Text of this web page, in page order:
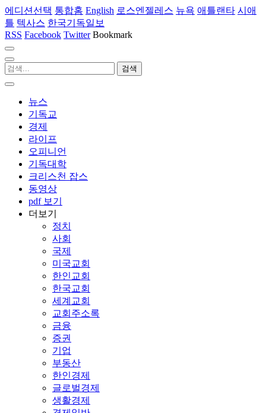
에디션선택 통합홈 English 로스엔젤레스 뉴욕 애틀랜타 시애
틀 텍사스 한국기독일보
RSS Facebook Twitter Bookmark
뉴스
기독교
경제
라이프
오피니언
기독대학
크리스천 잡스
동영상
pdf 보기
더보기
정치
사회
국제
미국교회
한인교회
한국교회
세계교회
교회주소록
금융
증권
기업
부동산
한인경제
글로벌경제
생활경제